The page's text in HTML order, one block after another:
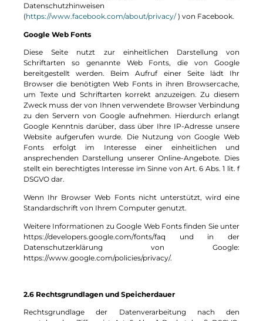
Datenschutzhinweisen
(https://www.facebook.com/about/privacy/) von Facebook.
Google Web Fonts
Diese Seite nutzt zur einheitlichen Darstellung von
Schriftarten so genannte Web Fonts, die von Google
bereitgestellt werden. Beim Aufruf einer Seite lädt Ihr
Browser die benötigten Web Fonts in ihren Browsercache,
um Texte und Schriftarten korrekt anzuzeigen. Zu diesem
Zweck muss der von Ihnen verwendete Browser Verbindung
zu den Servern von Google aufnehmen. Hierdurch erlangt
Google Kenntnis darüber, dass über Ihre IP-Adresse unsere
Website aufgerufen wurde. Die Nutzung von Google Web
Fonts erfolgt im Interesse einer einheitlichen und
ansprechenden Darstellung unserer Online-Angebote. Dies
stellt ein berechtigtes Interesse im Sinne von Art. 6 Abs. 1 lit. f
DSGVO dar.
Wenn Ihr Browser Web Fonts nicht unterstützt, wird eine
Standardschrift von Ihrem Computer genutzt.
Weitere Informationen zu Google Web Fonts finden Sie unter
https://developers.google.com/fonts/faq und in der
Datenschutzerklärung von Google:
https://www.google.com/policies/privacy/.
2.6 Rechtsgrundlagen und Speicherdauer
Rechtsgrundlage der Datenverarbeitung nach den